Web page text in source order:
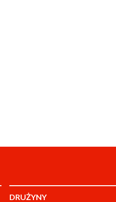
DRUŻYNY